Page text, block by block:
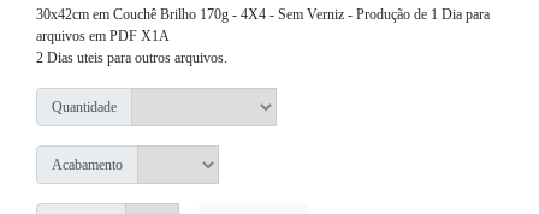
30x42cm em Couchê Brilho 170g - 4X4 - Sem Verniz - Produção de 1 Dia para
arquivos em PDF X1A
2 Dias uteis para outros arquivos.
Quantidade
Acabamento